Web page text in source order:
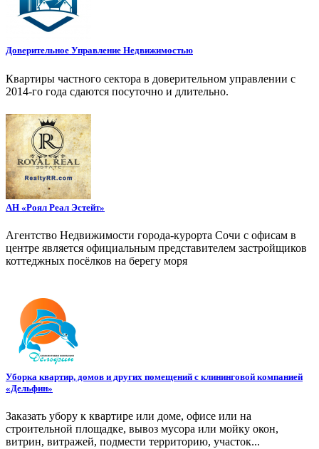
Доверительное Управление Недвижимостью
Квартиры частного сектора в доверительном управлении с
2014-го года сдаются посуточно и длительно.
АН «Роял Реал Эстейт»
Агентство Недвижимости города-курорта Сочи с офисам в
центре является официальным представителем застройщиков
коттеджных посёлков на берегу моря
Уборка квартир, домов и других помещений с клининговой компанией
«Дельфин»
Заказать убору к квартире или доме, офисе или на
строительной площадке, вывоз мусора или мойку окон,
витрин, витражей, подмести территорию, участок...